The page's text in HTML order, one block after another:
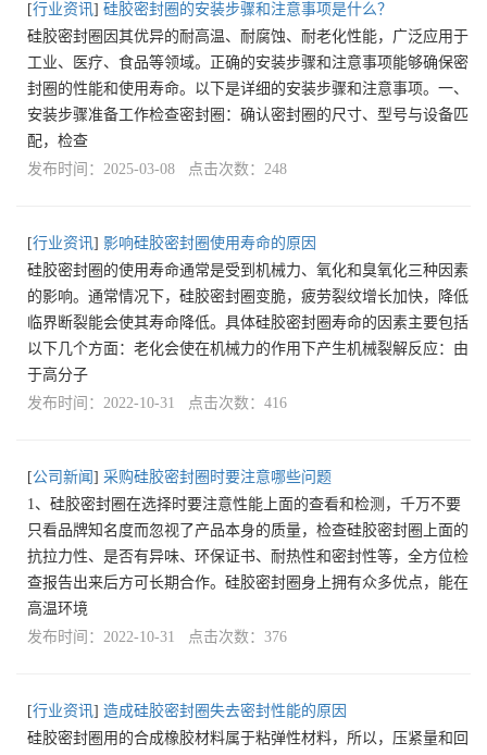
[行业资讯] 硅胶密封圈的安装步骤和注意事项是什么？
硅胶密封圈因其优异的耐高温、耐腐蚀、耐老化性能，广泛应用于
工业、医疗、食品等领域。正确的安装步骤和注意事项能够确保密
封圈的性能和使用寿命。以下是详细的安装步骤和注意事项。一、
安装步骤准备工作检查密封圈：确认密封圈的尺寸、型号与设备匹
配，检查
发布时间：2025-03-08 点击次数：248
[行业资讯] 影响硅胶密封圈使用寿命的原因
硅胶密封圈的使用寿命通常是受到机械力、氧化和臭氧化三种因素
的影响。通常情况下，硅胶密封圈变脆，疲劳裂纹增长加快，降低
临界断裂能会使其寿命降低。具体硅胶密封圈寿命的因素主要包括
以下几个方面：老化会使在机械力的作用下产生机械裂解反应：由
于高分子
发布时间：2022-10-31 点击次数：416
[公司新闻 ] 采购硅胶密封圈时要注意哪些问题
1、硅胶密封圈在选择时要注意性能上面的查看和检测，千万不要
只看品牌知名度而忽视了产品本身的质量，检查硅胶密封圈上面的
抗拉力性、是否有异味、环保证书、耐热性和密封性等，全方位检
查报告出来后方可长期合作。硅胶密封圈身上拥有众多优点，能在
高温环境
发布时间：2022-10-31 点击次数：376
[行业资讯] 造成硅胶密封圈失去密封性能的原因
硅胶密封圈用的合成橡胶材料属于粘弹性材料，所以，压紧量和回